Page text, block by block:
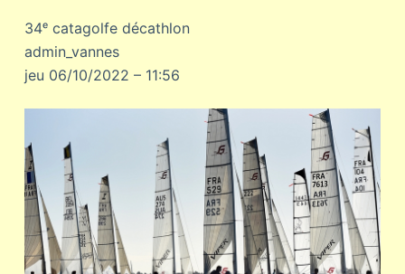
34ᵉ catagolfe décathlon
admin_vannes
jeu 06/10/2022 – 11:56